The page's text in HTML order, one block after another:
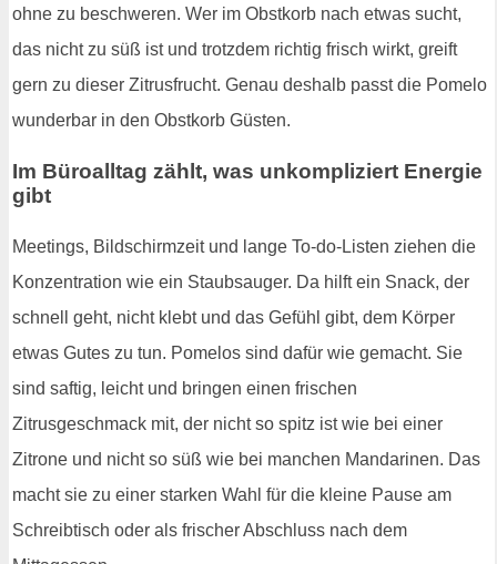
ohne zu beschweren. Wer im Obstkorb nach etwas sucht,
das nicht zu süß ist und trotzdem richtig frisch wirkt, greift
gern zu dieser Zitrusfrucht. Genau deshalb passt die Pomelo
wunderbar in den Obstkorb Güsten.
Im Büroalltag zählt, was unkompliziert Energie
gibt
Meetings, Bildschirmzeit und lange To-do-Listen ziehen die
Konzentration wie ein Staubsauger. Da hilft ein Snack, der
schnell geht, nicht klebt und das Gefühl gibt, dem Körper
etwas Gutes zu tun. Pomelos sind dafür wie gemacht. Sie
sind saftig, leicht und bringen einen frischen
Zitrusgeschmack mit, der nicht so spitz ist wie bei einer
Zitrone und nicht so süß wie bei manchen Mandarinen. Das
macht sie zu einer starken Wahl für die kleine Pause am
Schreibtisch oder als frischer Abschluss nach dem